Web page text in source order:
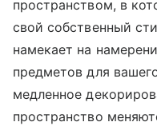
пространством, в
свой собственный
намекает на
предметов для
медленное
пространство